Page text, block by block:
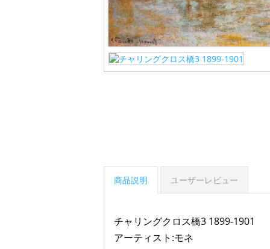
商品説明 ユーザーレビュー
チャリングクロス橋3 1899-1901
アーティスト:モネ